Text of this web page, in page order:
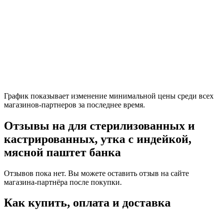
График показывает изменение минимальной цены среди всех
магазинов-партнеров за последнее время.
Отзывы на для стерилизованных и
кастрированных, утка с индейкой,
мясной паштет банка
Отзывов пока нет. Вы можете оставить отзыв на сайте
магазина-партнёра после покупки.
Как купить, оплата и доставка